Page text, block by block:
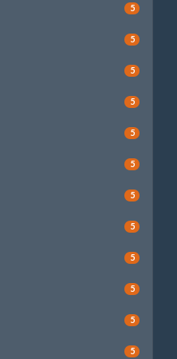
5
5
5
5
5
5
5
5
5
5
5
5